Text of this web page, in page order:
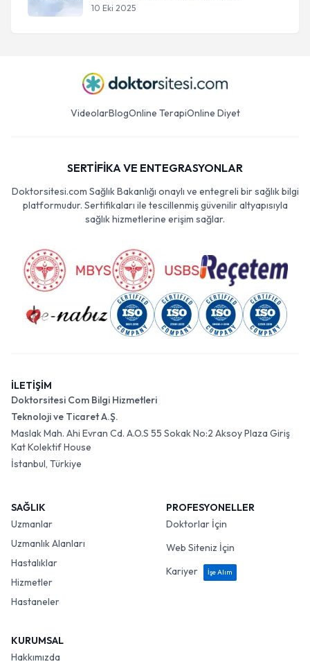
10 Eki 2025
VideolarBlogOnline TerapiOnline Diyet
SERTİFİKA VE ENTEGRASYONLAR
Doktorsitesi.com Sağlık Bakanlığı onaylı ve entegreli bir sağlık bilgi
platformudur. Sertifikaları ile tescillenmiş güvenilir altyapısıyla
sağlık hizmetlerine erişim sağlar.
İLETİŞİM
Doktorsitesi Com Bilgi Hizmetleri
Teknoloji ve Ticaret A.Ş.
Maslak Mah. Ahi Evran Cd. A.O.S 55 Sokak No:2 Aksoy Plaza Giriş
Kat Kolektif House
İstanbul, Türkiye
SAĞLIK
Uzmanlar
Uzmanlık Alanları
Hastalıklar
Hizmetler
Hastaneler
PROFESYONELLER
Doktorlar İçin
Web Siteniz İçin
Kariyer
İşe Alım
KURUMSAL
Hakkımızda